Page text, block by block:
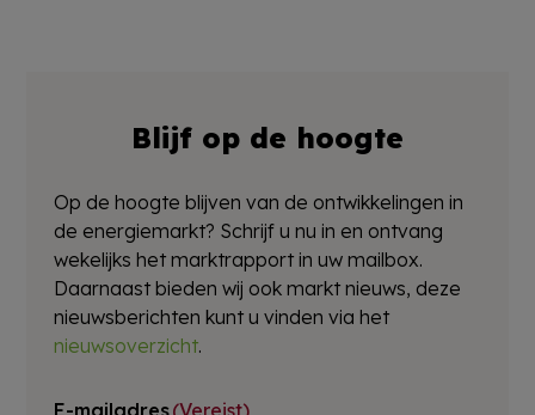
Blijf op de hoogte
Op de hoogte blijven van de ontwikkelingen in
de energiemarkt? Schrijf u nu in en ontvang
wekelijks het marktrapport in uw mailbox.
Daarnaast bieden wij ook markt nieuws, deze
nieuwsberichten kunt u vinden via het
nieuwsoverzicht.
E-mailadres(Vereist)